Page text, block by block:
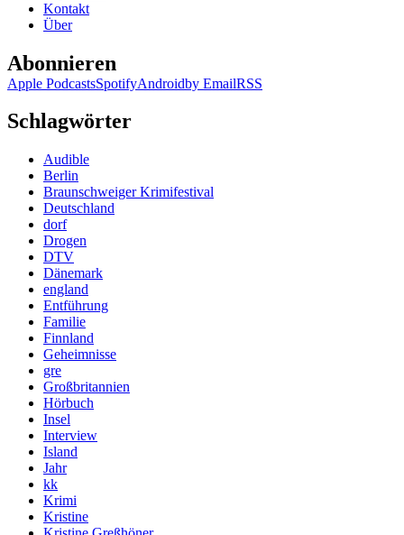
Kontakt
Über
Abonnieren
Apple PodcastsSpotifyAndroidby EmailRSS
Schlagwörter
Audible
Berlin
Braunschweiger Krimifestival
Deutschland
dorf
Drogen
DTV
Dänemark
england
Entführung
Familie
Finnland
Geheimnisse
gre
Großbritannien
Hörbuch
Insel
Interview
Island
Jahr
kk
Krimi
Kristine